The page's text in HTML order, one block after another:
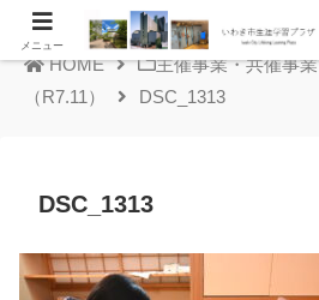
HOME 主催事業・共催事業
（R7.11）
DSC_1313
DSC_1313
メニュー